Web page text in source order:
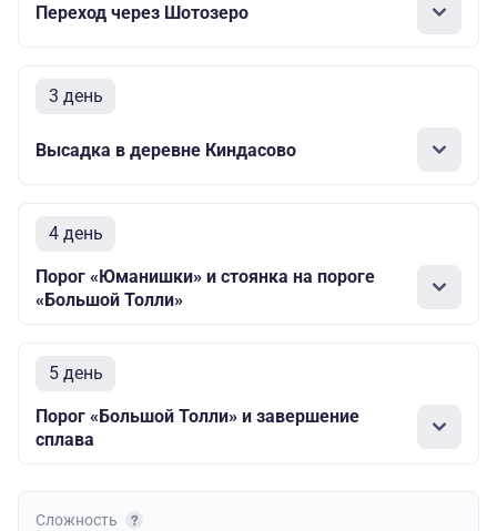
Переход через Шотозеро
3 день
Высадка в деревне Киндасово
4 день
Порог «Юманишки» и стоянка на пороге
«Большой Толли»
5 день
Порог «Большой Толли» и завершение
сплава
Сложность